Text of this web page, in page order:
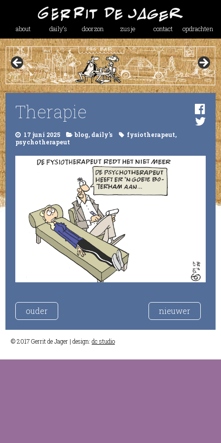
about daily’s doorzon zusje contact opdrachten
Therapie
17 juni 2025 blog, daily's fysiotherapeut,
psychotherapeut
ouder nieuwer
© 2017 Gerrit de Jager | design: dc studio